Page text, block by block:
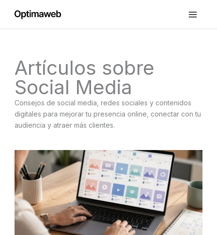
contenido
Artículos sobre
Social Media
Consejos de social media, redes sociales y contenidos
digitales para mejorar tu presencia online, conectar con tu
audiencia y atraer más clientes.
PáginaPágina
PáginaPágina